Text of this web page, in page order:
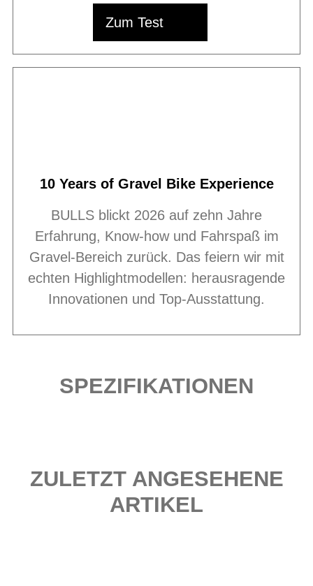
Zum Test
10 Years of Gravel Bike Experience
BULLS blickt 2026 auf zehn Jahre
Erfahrung, Know-how und Fahrspaß im
Gravel-Bereich zurück. Das feiern wir mit
echten Highlightmodellen: herausragende
Innovationen und Top-Ausstattung.
SPEZIFIKATIONEN
ZULETZT ANGESEHENE
ARTIKEL